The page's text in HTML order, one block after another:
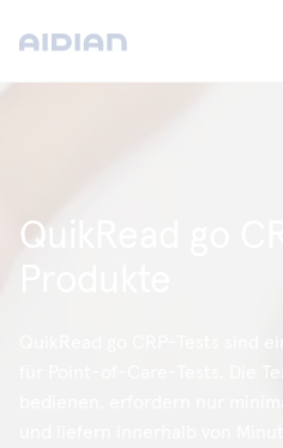
QuikRead go
QuikRead go CRP-Tests sind
für Point-of-Care-Tests. Die
bedienen, erfordern nur
und liefern innerhalb von